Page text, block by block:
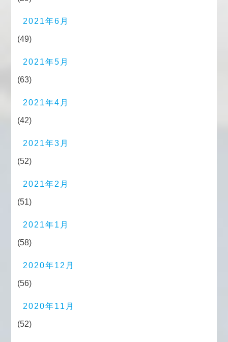
2021年6月
(49)
2021年5月
(63)
2021年4月
(42)
2021年3月
(52)
2021年2月
(51)
2021年1月
(58)
2020年12月
(56)
2020年11月
(52)